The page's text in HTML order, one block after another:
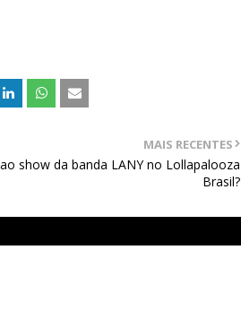
MAIS RECENTES
show da banda LANY no Lollapalooza
Brasil?